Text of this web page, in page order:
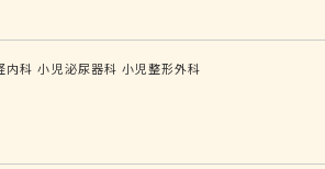
内科 小児泌尿器科 小児整形外科